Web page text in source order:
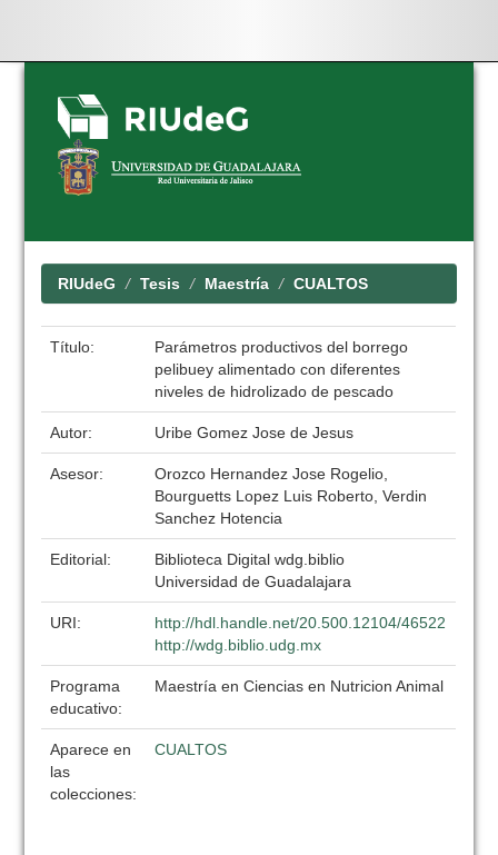
Skip
navigation
RIUdeG Tesis Maestría CUALTOS
Título:
Parámetros productivos del borrego
pelibuey alimentado con diferentes
niveles de hidrolizado de pescado
Autor: Uribe Gomez Jose de Jesus
Asesor:
Orozco Hernandez Jose Rogelio,
Bourguetts Lopez Luis Roberto, Verdin
Sanchez Hotencia
Editorial:
Biblioteca Digital wdg.biblio
Universidad de Guadalajara
URI:
http://hdl.handle.net/20.500.12104/46522
http://wdg.biblio.udg.mx
Programa
educativo:
Maestría en Ciencias en Nutricion Animal
Aparece en
las
colecciones:
CUALTOS